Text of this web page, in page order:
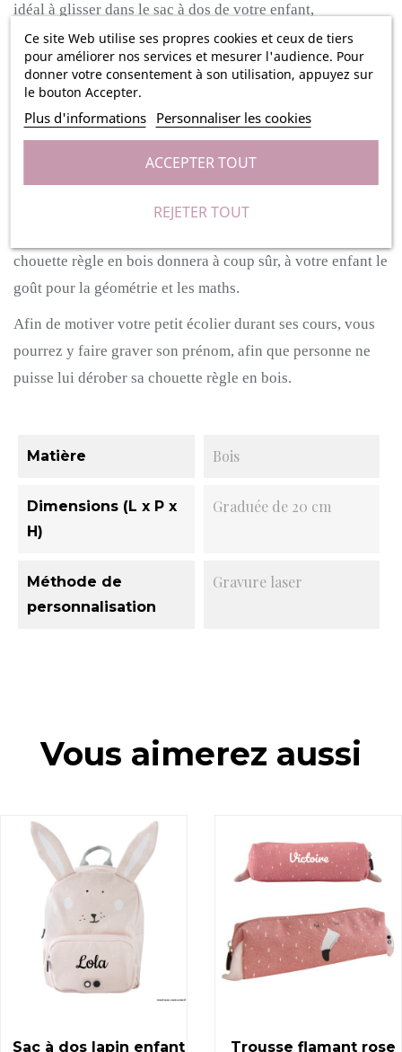
Ce site Web utilise ses propres cookies et ceux de tiers
pour améliorer nos services et mesurer l'audience. Pour
donner votre consentement à son utilisation, appuyez sur
le bouton Accepter.
Plus d'informations Personnaliser les cookies
REJETER TOUT
ACCEPTER TOUT
idéal à glisser dans le sac à dos de votre enfant,
fabriquée en bois cette règle permettra de mesurer des
formes et des traits durant les cours de géométrie de votre
enfant.Mais également de tracer des lignes droites et ainsi
avoir des cahiers toujours soignés.
Votre enfant sera le plus cool de la classe avec sa
Cet accessoire idéal pour l’école ou la
chouette règle en bois donnera à coup sûr, à votre enfant le
goût pour la géométrie et les maths.
Afin de motiver votre petit écolier durant ses cours, vous
pourrez y faire graver son prénom, afin que personne ne
puisse lui dérober sa chouette règle en bois.
Matière Bois
Dimensions (L x P x
H)
Graduée de 20 cm
Méthode de
personnalisation
Gravure laser
Vous aimerez aussi
Sac à dos lapin enfant
Trousse flamant rose